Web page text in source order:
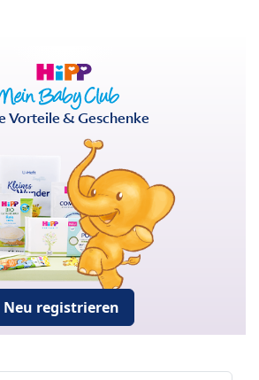
Vorteile & Geschenke
Neu registrieren